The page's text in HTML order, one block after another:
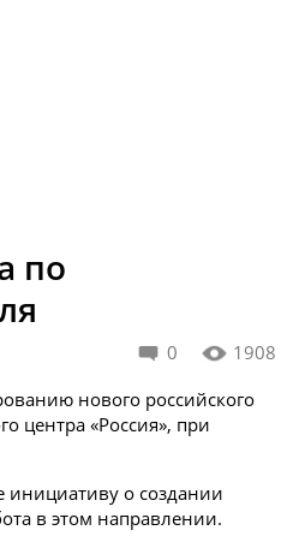
по
0 1908
нового российского
центра «Россия», при
о создании
в этом направлении.